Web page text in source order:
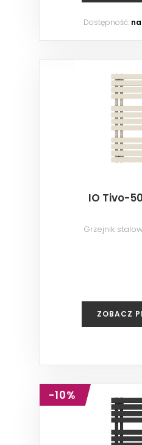
Dostępność:
IO Tivo-
Grzejnik
ZOBACZ
-10%